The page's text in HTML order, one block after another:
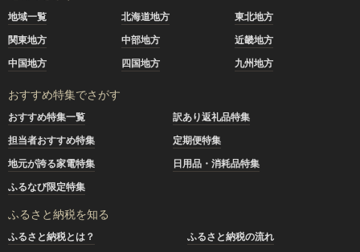
地域一覧 北海道地方
東北地方
関東地方
中部地方
近畿地方
中国地方
四国地方 九州地方
おすすめ特集でさがす
おすすめ特集一覧
訳あり返礼品特集
担当者おすすめ特集
定期便特集
地元が誇る家電特集
日用品・消耗品特集
ふるなび限定特集
ふるさと納税を知る
ふるさと納税とは？
ふるさと納税の流れ